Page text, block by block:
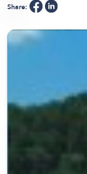
Brokeri
FINTECH
Digital payments
Share: